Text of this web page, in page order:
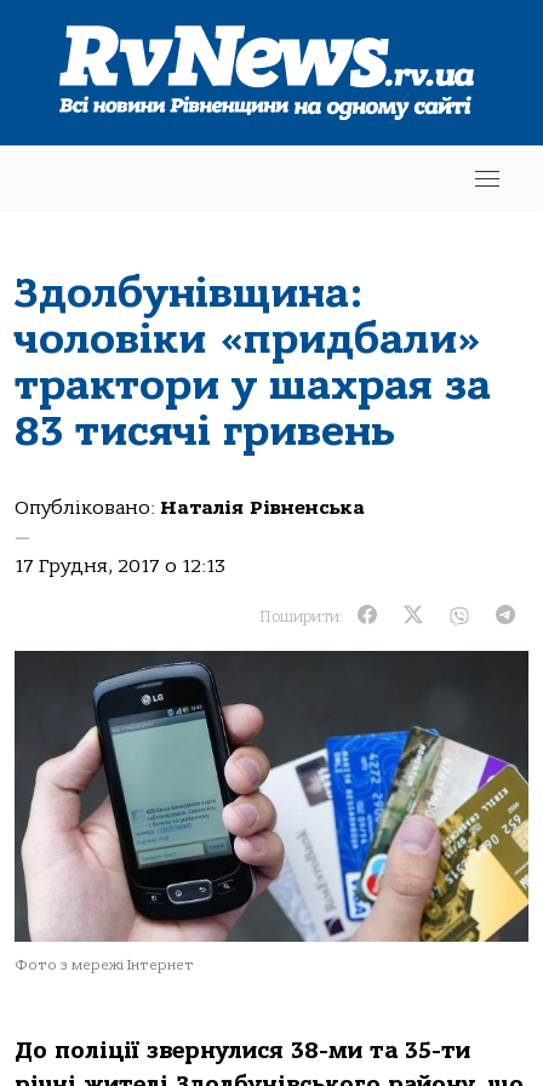
Здолбунівщина:
чоловіки «придбали»
трактори у шахрая за
83 тисячі гривень
Опубліковано: Наталія Рівненська
—
17 Грудня, 2017 о 12:13
Поширити:
Фото з мережі Інтернет
До поліції звернулися 38-ми та 35-ти